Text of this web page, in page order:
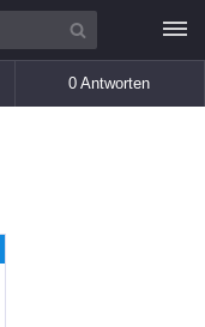
0 Antworten